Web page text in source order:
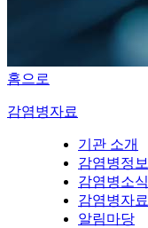
홈으로
감염병자료
기관 소개
감염병정보
감염병소식
감염병자료
알림마당